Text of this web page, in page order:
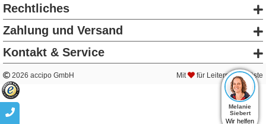
Rechtliches
Zahlung und Versand
Kontakt & Service
2026 accipo GmbH Mit für Leitern & Gerüste
Melanie
Siebert
Wir helfen